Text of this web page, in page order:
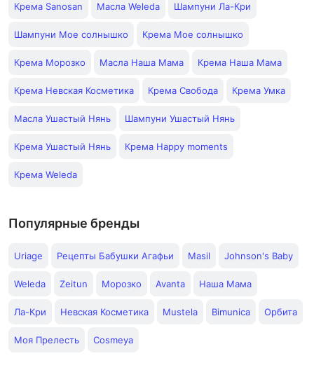
Крема Sanosan Масла Weleda Шампуни Ла-Кри
Шампуни Мое солнышко Крема Мое солнышко
Крема Морозко Масла Наша Мама Крема Наша Мама
Крема Невская Косметика Крема Свобода Крема Умка
Масла Ушастый Нянь Шампуни Ушастый Нянь
Крема Ушастый Нянь Крема Happy moments
Крема Weleda
Популярные бренды
Uriage Рецепты Бабушки Агафьи Masil Johnson's Baby
Weleda Zeitun Морозко Avanta Наша Мама
Ла-Кри Невская Косметика Mustela Bimunica Орбита
Моя Прелесть Cosmeya